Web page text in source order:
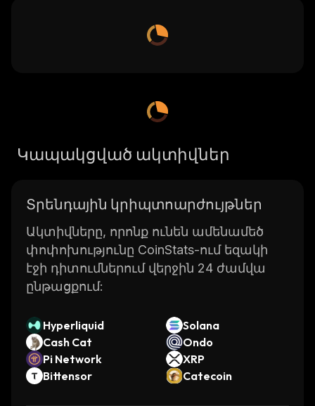
Կապակցված ակտիվներ
Տրենդային կրիպտոարժույթներ
Ակտիվները, որոնք ունեն ամենամեծ
փոփոխությունը CoinStats-ում եզակի
էջի դիտումներում վերջին 24 ժամվա
ընթացքում:
Hyperliquid
Solana
Cash Cat
Ondo
Pi Network
XRP
Bittensor
Catecoin